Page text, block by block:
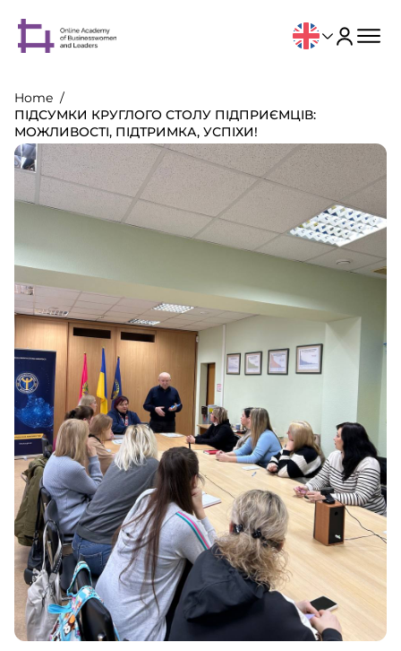
Home
ПІДСУМКИ КРУГЛОГО СТОЛУ ПІДПРИЄМЦІВ:
МОЖЛИВОСТІ, ПІДТРИМКА, УСПІХИ!